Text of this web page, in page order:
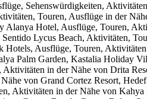
Sehenswürdigkeiten,
Touren, Ausflüge in der
Hotel, Ausflüge, Touren,
Lycus Beach, Aktivitäten,
Hotels, Ausflüge, Touren,
Palm Garden, Kastalia Holiday
in der Nähe von Drita
von Grand Cortez Resort,
Aktivitäten in der Nähe von